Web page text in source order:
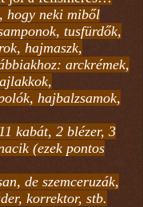
hogy neki miből
tusfürdők,
hajmaszk,
arckrémek,
hajbalzsamok,
kabát, 2 blézer, 3
(ezek pontos
de szemceruzák,
korrektor, stb.